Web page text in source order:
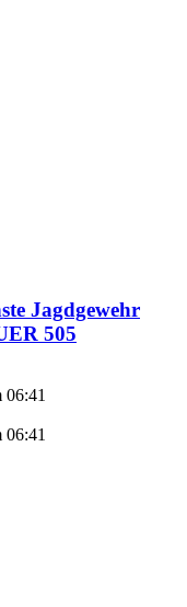
Jagdgewehr
505
06:41
06:41